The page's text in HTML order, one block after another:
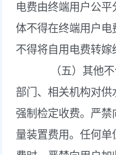
电费由终端用户公
体不得在终端用户电
不得将自用电费转嫁
（五）其他不
部门、相关机构对
强制检定收费。严
量装置费用。任何